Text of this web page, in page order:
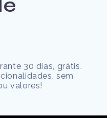
30 dias, grátis.
sem
valores!